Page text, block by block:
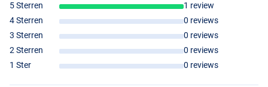
5 Sterren
1 review
4 Sterren
0 reviews
3 Sterren
0 reviews
2 Sterren
0 reviews
1 Ster
0 reviews